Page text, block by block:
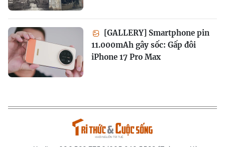
[GALLERY] Smartphone pin
11.000mAh gây sốc: Gấp đôi
iPhone 17 Pro Max